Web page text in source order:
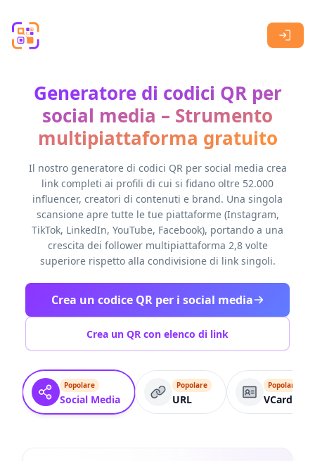
Generatore di codici QR per
social media – Strumento
multipiattaforma gratuito
Il nostro generatore di codici QR per social media crea
link completi ai profili di cui si fidano oltre 52.000
influencer, creatori di contenuti e brand. Una singola
scansione apre tutte le tue piattaforme (Instagram,
TikTok, LinkedIn, YouTube, Facebook), portando a una
crescita dei follower multipiattaforma 2,8 volte
superiore rispetto alla condivisione di link singoli.
Crea un codice QR per i social media
Crea un QR con elenco di link
Popolare
Social Media
Popolare
URL
Popolare
VCard